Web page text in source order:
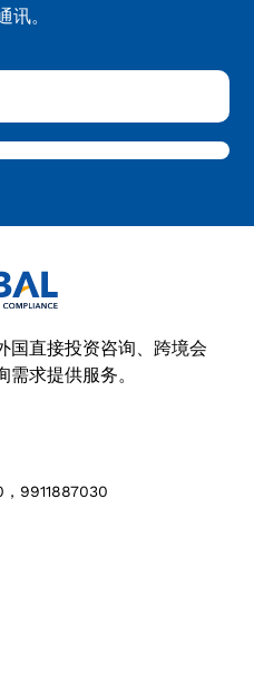
讯。
国直接投资咨询、跨境会
求提供服务。
9911887030